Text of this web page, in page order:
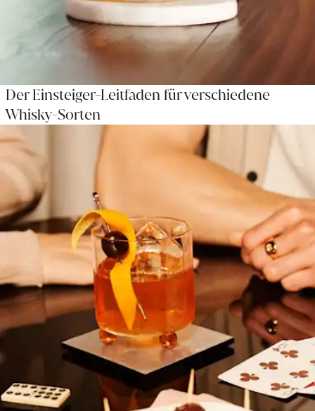
Der Einsteiger-Leitfaden für verschiedene
Whisky-Sorten